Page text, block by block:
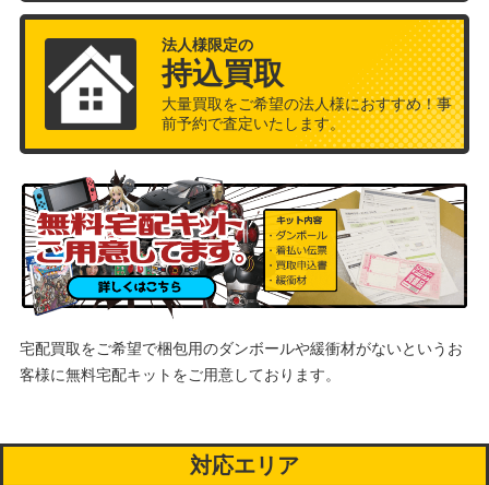
法人様限定の
持込買取
大量買取をご希望の法人様におすすめ！事
前予約で査定いたします。
宅配買取をご希望で梱包用のダンボールや緩衝材がないというお
客様に無料宅配キットをご用意しております。
対応エリア